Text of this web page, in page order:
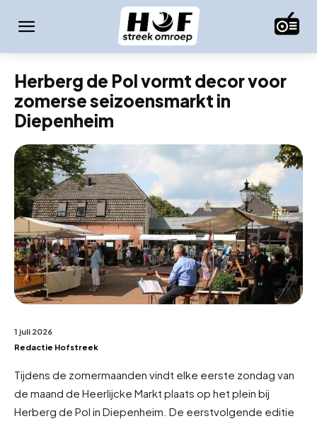
Herberg de Pol vormt decor voor
zomerse seizoensmarkt in
Diepenheim
1 juli 2026
Redactie Hofstreek
Tijdens de zomermaanden vindt elke eerste zondag van
de maand de Heerlijcke Markt plaats op het plein bij
Herberg de Pol in Diepenheim. De eerstvolgende editie